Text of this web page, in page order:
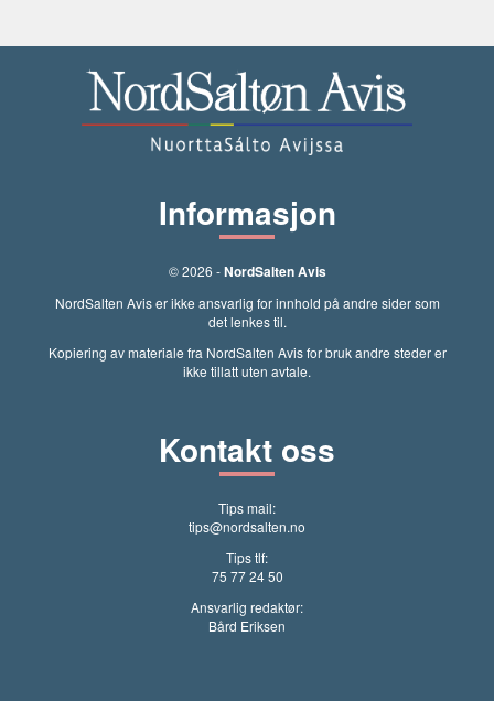
Informasjon
© 2026 -NordSalten Avis
NordSalten Avis er ikke ansvarlig for innhold på andre sider som
det lenkes til.
Kopiering av materiale fra NordSalten Avis for bruk andre steder er
ikke tillatt uten avtale.
Kontakt oss
Tips mail:
tips@nordsalten.no
Tips tlf:
75 77 24 50
Ansvarlig redaktør:
Bård Eriksen